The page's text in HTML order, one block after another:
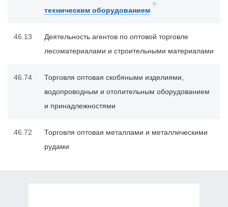
техническим оборудованием
?
46.13
Деятельность агентов по оптовой торговле
лесоматериалами и строительными материалами
46.74
Торговля оптовая скобяными изделиями,
водопроводным и отопительным оборудованием
и принадлежностями
46.72
Торговля оптовая металлами и металлическими
рудами